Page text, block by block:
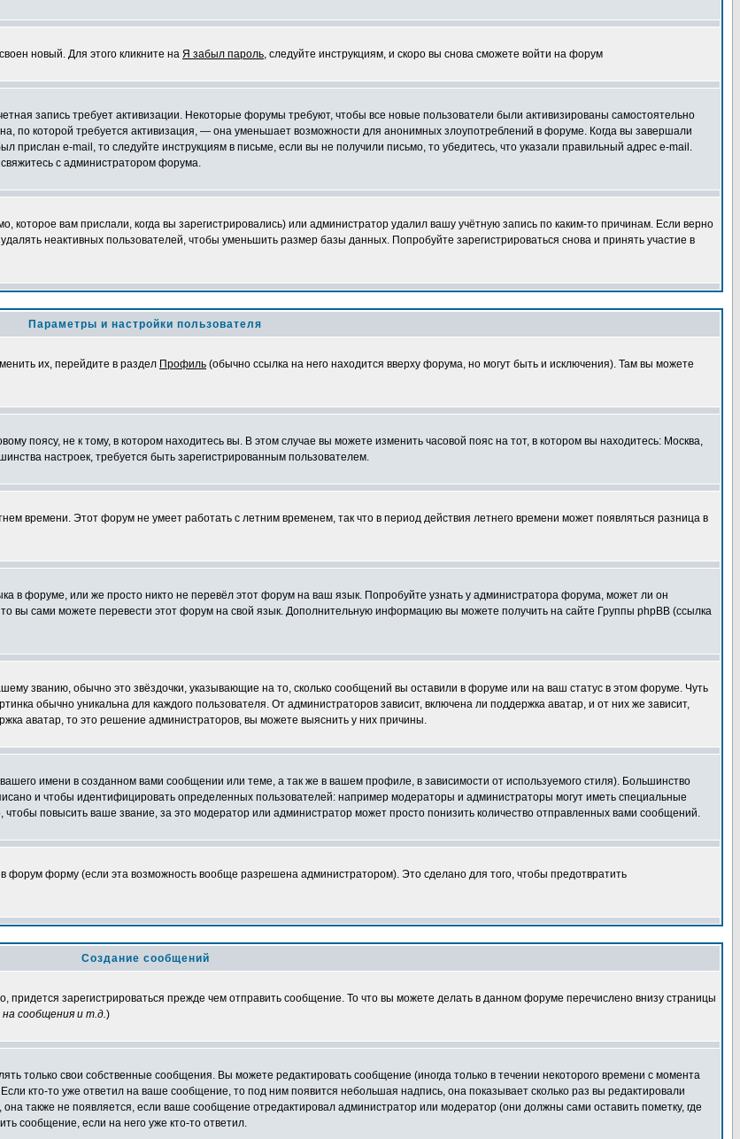
новый. Для этого кликните на Я забыл пароль, следуйте инструкциям, и скоро вы снова сможете войти на форум
запись требует активизации. Некоторые форумы требуют, чтобы все новые пользователи были активизированы самостоятельно
по которой требуется активизация, — она уменьшает возможности для анонимных злоупотреблений в форуме. Когда вы завершали
прислан e-mail, то следуйте инструкциям в письме, если вы не получили письмо, то убедитесь, что указали правильный адрес e-mail.
с администратором форума.
вам прислали, когда вы зарегистрировались) или администратор удалил вашу учётную запись по каким-то причинам. Если верно
неактивных пользователей, чтобы уменьшить размер базы данных. Попробуйте зарегистрироваться снова и принять участие в
Параметры и настройки пользователя
их, перейдите в раздел Профиль (обычно ссылка на него находится вверху форума, но могут быть и исключения). Там вы можете
поясу, не к тому, в котором находитесь вы. В этом случае вы можете изменить часовой пояс на тот, в котором вы находитесь: Москва,
настроек, требуется быть зарегистрированным пользователем.
времени. Этот форум не умеет работать с летним временем, так что в период действия летнего времени может появляться разница в
в форуме, или же просто никто не перевёл этот форум на ваш язык. Попробуйте узнать у администратора форума, может ли он
вы сами можете перевести этот форум на свой язык. Дополнительную информацию вы можете получить на сайте Группы phpBB (ссылка
званию, обычно это звёздочки, указывающие на то, сколько сообщений вы оставили в форуме или на ваш статус в этом форуме. Чуть
обычно уникальна для каждого пользователя. От администраторов зависит, включена ли поддержка аватар, и от них же зависит,
аватар, то это решение администраторов, вы можете выяснить у них причины.
имени в созданном вами сообщении или теме, а так же в вашем профиле, в зависимости от используемого стиля). Большинство
и чтобы идентифицировать определенных пользователей: например модераторы и администраторы могут иметь специальные
повысить ваше звание, за это модератор или администратор может просто понизить количество отправленных вами сообщений.
форум форму (если эта возможность вообще разрешена администратором). Это сделано для того, чтобы предотвратить
Создание сообщений
зарегистрироваться прежде чем отправить сообщение. То что вы можете делать в данном форуме перечислено внизу страницы
сообщения и т.д.)
только свои собственные сообщения. Вы можете редактировать сообщение (иногда только в течении некоторого времени с момента
кто-то уже ответил на ваше сообщение, то под ним появится небольшая надпись, она показывает сколько раз вы редактировали
также не появляется, если ваше сообщение отредактировал администратор или модератор (они должны сами оставить пометку, где
сообщение, если на него уже кто-то ответил.